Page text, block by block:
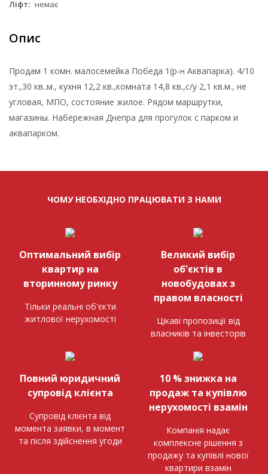
Ліфт: немає
Опис
Продам 1 комн. малосемейка Победа 1(р-н Аквапарка). 4/10
эт.,30 кв..м., кухня 12,2 кв.,комната 14,8 кв.,с/у 2,1 кв.м., не
угловая, МПО, состояние жилое. Рядом маршрутки,
магазины. Набережная Днепра для прогулок с парком и
аквапарком.
ЧОМУ НЕОБХІДНО ПРАЦЮВАТИ З НАМИ
Оптимальний вибір
квартир на
вторинному ринку
Тільки реальні об'єкти
житлової нерухомості
Великий вибір
об'єктів в
новобудовах з
правом власності
Цікаві пропозиції від
власників та інвесторів
Повний юридичний
супровід клієнта
Супровід клієнта від
момента заявки, в момент
та після здійснення угоди
10 % знижка на
продаж та купівлю
нерухомості взамін
Компанія надає
комплексне рішення з
продажу та купівлі нової
квартири взамін